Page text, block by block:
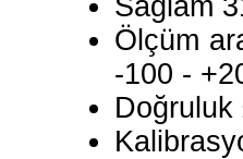
Ölçüm
-100 -
Doğruluk